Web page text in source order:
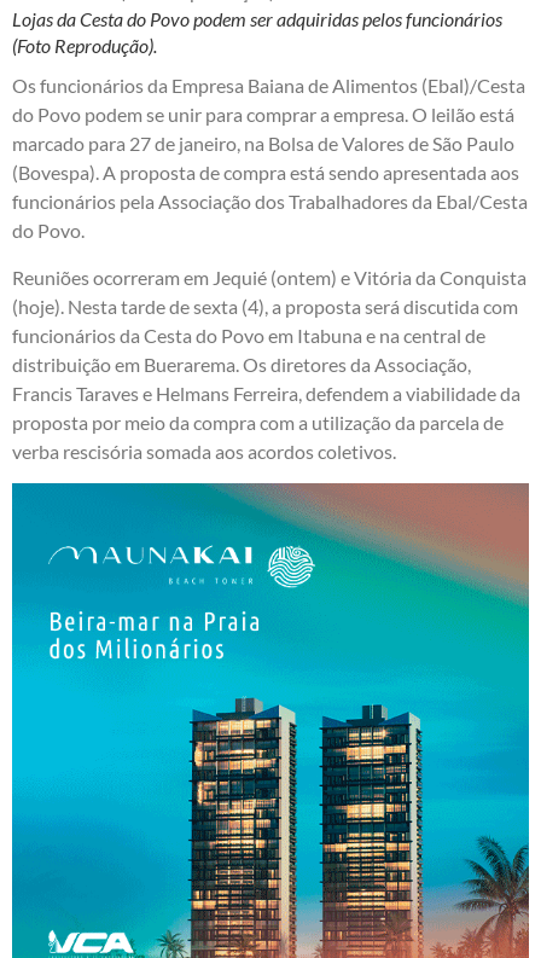
Lojas da Cesta do Povo podem ser adquiridas pelos funcionários
(Foto Reprodução).
Os funcionários da Empresa Baiana de Alimentos (Ebal)/Cesta
do Povo podem se unir para comprar a empresa. O leilão está
marcado para 27 de janeiro, na Bolsa de Valores de São Paulo
(Bovespa). A proposta de compra está sendo apresentada aos
funcionários pela Associação dos Trabalhadores da Ebal/Cesta
do Povo.
Reuniões ocorreram em Jequié (ontem) e Vitória da Conquista
(hoje). Nesta tarde de sexta (4), a proposta será discutida com
funcionários da Cesta do Povo em Itabuna e na central de
distribuição em Buerarema. Os diretores da Associação,
Francis Taraves e Helmans Ferreira, defendem a viabilidade da
proposta por meio da compra com a utilização da parcela de
verba rescisória somada aos acordos coletivos.